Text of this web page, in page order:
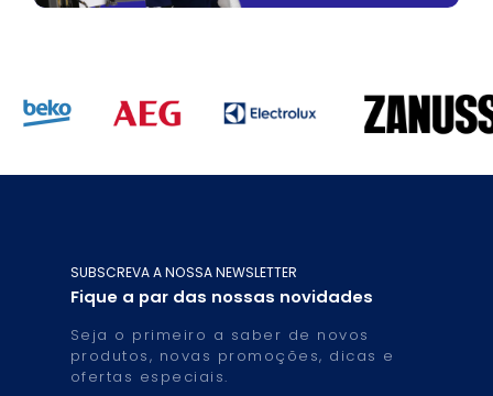
SUBSCREVA A NOSSA NEWSLETTER
Fique a par das nossas novidades
Seja o primeiro a saber de novos
produtos, novas promoções, dicas e
ofertas especiais.